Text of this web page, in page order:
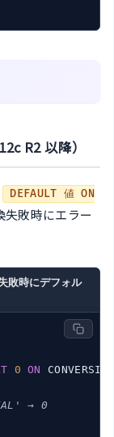
R2 以降）
DEFAULT 値 ON
敗時にエラー
敗時にデフォル
0 ON
→ 0